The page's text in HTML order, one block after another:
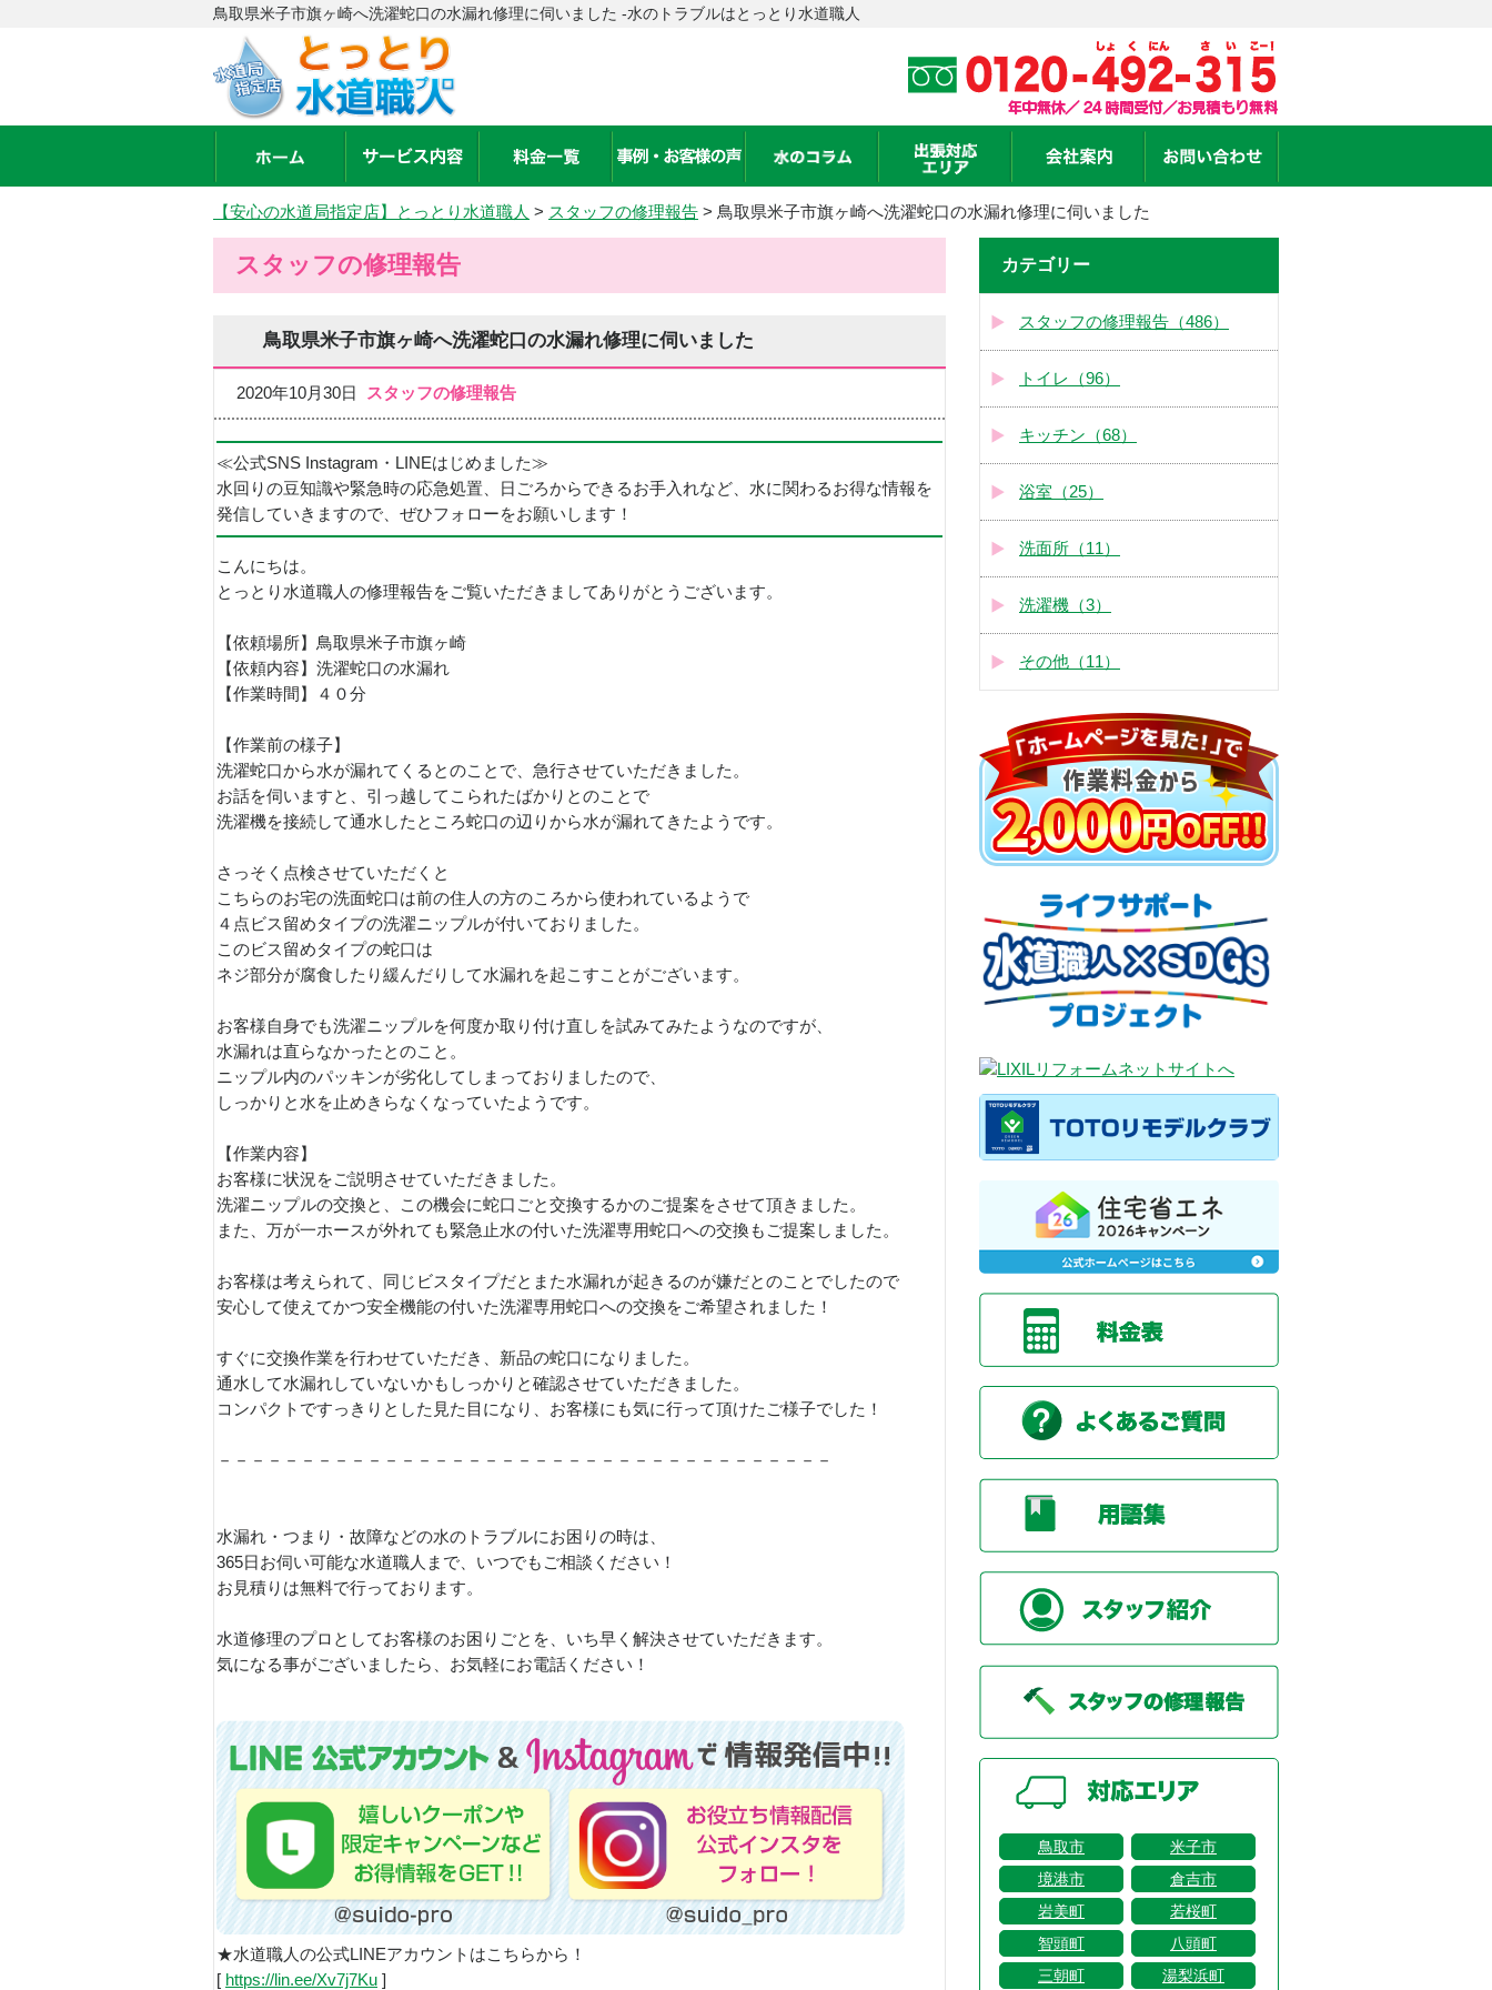
鳥取県米子市旗ヶ崎へ洗濯蛇口の水漏れ修理に伺いました -水のトラブルはとっとり水道職人
【安心の水道局指定店】とっとり水道職人 > スタッフの修理報告 > 鳥取県米子市旗ヶ崎へ洗濯蛇口の水漏れ修理に伺いました
スタッフの修理報告
鳥取県米子市旗ヶ崎へ洗濯蛇口の水漏れ修理に伺いました
2020年10月30日 スタッフの修理報告
≪公式SNS Instagram・LINEはじめました≫
水回りの豆知識や緊急時の応急処置、日ごろからできるお手入れなど、水に関わるお得な情報を
発信していきますので、ぜひフォローをお願いします！
こんにちは。
とっとり水道職人の修理報告をご覧いただきましてありがとうございます。
【依頼場所】鳥取県米子市旗ヶ崎
【依頼内容】洗濯蛇口の水漏れ
【作業時間】４０分
【作業前の様子】
洗濯蛇口から水が漏れてくるとのことで、急行させていただきました。
お話を伺いますと、引っ越してこられたばかりとのことで
洗濯機を接続して通水したところ蛇口の辺りから水が漏れてきたようです。
さっそく点検させていただくと
こちらのお宅の洗面蛇口は前の住人の方のころから使われているようで
４点ビス留めタイプの洗濯ニップルが付いておりました。
このビス留めタイプの蛇口は
ネジ部分が腐食したり緩んだりして水漏れを起こすことがございます。
お客様自身でも洗濯ニップルを何度か取り付け直しを試みてみたようなのですが、
水漏れは直らなかったとのこと。
ニップル内のパッキンが劣化してしまっておりましたので、
しっかりと水を止めきらなくなっていたようです。
【作業内容】
お客様に状況をご説明させていただきました。
洗濯ニップルの交換と、この機会に蛇口ごと交換するかのご提案をさせて頂きました。
また、万が一ホースが外れても緊急止水の付いた洗濯専用蛇口への交換もご提案しました。
お客様は考えられて、同じビスタイプだとまた水漏れが起きるのが嫌だとのことでしたので
安心して使えてかつ安全機能の付いた洗濯専用蛇口への交換をご希望されました！
すぐに交換作業を行わせていただき、新品の蛇口になりました。
通水して水漏れしていないかもしっかりと確認させていただきました。
コンパクトですっきりとした見た目になり、お客様にも気に行って頂けたご様子でした！
－－－－－－－－－－－－－－－－－－－－－－－－－－－－－－－－－－－－－
水漏れ・つまり・故障などの水のトラブルにお困りの時は、
365日お伺い可能な水道職人まで、いつでもご相談ください！
お見積りは無料で行っております。
水道修理のプロとしてお客様のお困りごとを、いち早く解決させていただきます。
気になる事がございましたら、お気軽にお電話ください！
★水道職人の公式LINEアカウントはこちらから！
[ https://lin.ee/Xv7j7Ku ]
カテゴリー
スタッフの修理報告（486）
トイレ（96）
キッチン（68）
浴室（25）
洗面所（11）
洗濯機（3）
その他（11）
鳥取市
米子市
境港市
倉吉市
岩美町
若桜町
智頭町
八頭町
三朝町
湯梨浜町